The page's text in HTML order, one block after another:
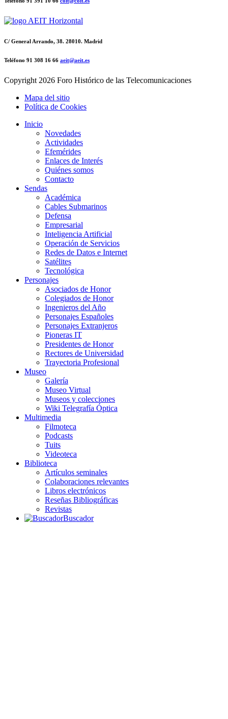
C/ General Arrando, 38. 28010. Madrid
Teléfono 91 308 16 66 aeit@aeit.es
Copyright 2026 Foro Histórico de las Telecomunicaciones
Mapa del sitio
Política de Cookies
Inicio
Novedades
Actividades
Efemérides
Enlaces de Interés
Quiénes somos
Contacto
Sendas
Académica
Cables Submarinos
Defensa
Empresarial
Inteligencia Artificial
Operación de Servicios
Redes de Datos e Internet
Satélites
Tecnológica
Personajes
Asociados de Honor
Colegiados de Honor
Ingenieros del Año
Personajes Españoles
Personajes Extranjeros
Pioneras IT
Presidentes de Honor
Rectores de Universidad
Trayectoria Profesional
Museo
Galería
Museo Virtual
Museos y colecciones
Wiki Telegrafía Óptica
Multimedia
Filmoteca
Podcasts
Tuits
Videoteca
Biblioteca
Artículos seminales
Colaboraciones relevantes
Libros electrónicos
Reseñas Bibliográficas
Revistas
Buscador